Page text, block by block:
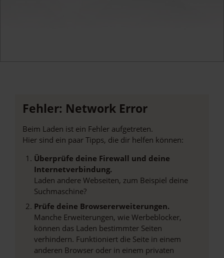
Fehler: Network Error
Beim Laden ist ein Fehler aufgetreten.
Hier sind ein paar Tipps, die dir helfen können:
Überprüfe deine Firewall und deine
Internetverbindung.
Laden andere Webseiten, zum Beispiel deine
Suchmaschine?
Prüfe deine Browsererweiterungen.
Manche Erweiterungen, wie Werbeblocker,
können das Laden bestimmter Seiten
verhindern. Funktioniert die Seite in einem
anderen Browser oder in einem privaten